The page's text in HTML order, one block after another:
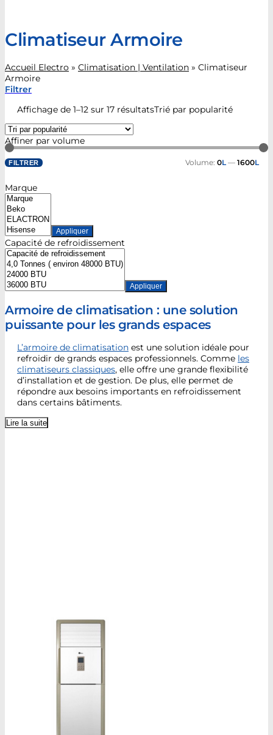
Climatiseur Armoire
Accueil Electro » Climatisation | Ventilation » Climatiseur
Armoire
Filtrer
Affichage de 1–12 sur 17 résultatsTrié par popularité
Affiner par volume
FILTRER Volume: 0L — 1600L
Marque
Appliquer
Capacité de refroidissement
Appliquer
Armoire de climatisation : une solution
puissante pour les grands espaces
L’armoire de climatisation est une solution idéale pour
refroidir de grands espaces professionnels. Comme les
climatiseurs classiques, elle offre une grande flexibilité
d’installation et de gestion. De plus, elle permet de
répondre aux besoins importants en refroidissement
dans certains bâtiments.
Lire la suite